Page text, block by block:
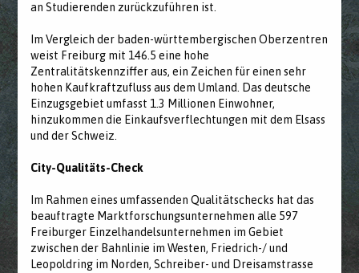
an Studierenden zurückzuführen ist.
Im Vergleich der baden-württembergischen Oberzentren
weist Freiburg mit 146.5 eine hohe
Zentralitätskennziffer aus, ein Zeichen für einen sehr
hohen Kaufkraftzufluss aus dem Umland. Das deutsche
Einzugsgebiet umfasst 1.3 Millionen Einwohner,
hinzukommen die Einkaufsverflechtungen mit dem Elsass
und der Schweiz.
City-Qualitäts-Check
Im Rahmen eines umfassenden Qualitätschecks hat das
beauftragte Marktforschungsunternehmen alle 597
Freiburger Einzelhandelsunternehmen im Gebiet
zwischen der Bahnlinie im Westen, Friedrich-/ und
Leopoldring im Norden, Schreiber- und Dreisamstrasse